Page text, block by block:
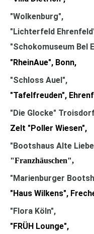
"Wolkenburg"
"Lichterfeld
"Schokomuseum Bel
"RheinAue", Bonn,
"Schloss Auel"
"Tafelfreuden",
"Die Glocke"
Zelt "Poller Wiesen",
"Bootshaus Alte
"Franzhäuschen",
"Marienburger
"Haus Wilkens",
"Flora Köln",
"FRÜH Lounge",